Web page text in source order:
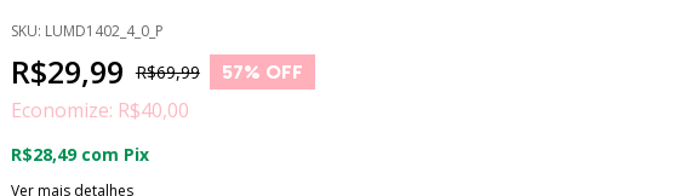
SKU: LUMD1402_4_0_P
R$29,99 R$69,99 57% OFF
Economize: R$40,00
R$28,49 com Pix
Ver mais detalhes